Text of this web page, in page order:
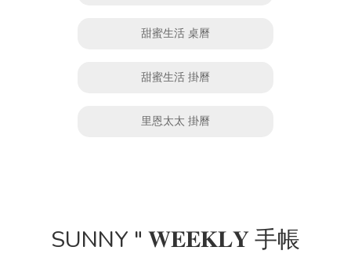
甜蜜生活 桌曆
甜蜜生活 掛曆
里恩太太 掛曆
SUNNY " 𝐖𝐄𝐄𝐊𝐋𝐘 手帳